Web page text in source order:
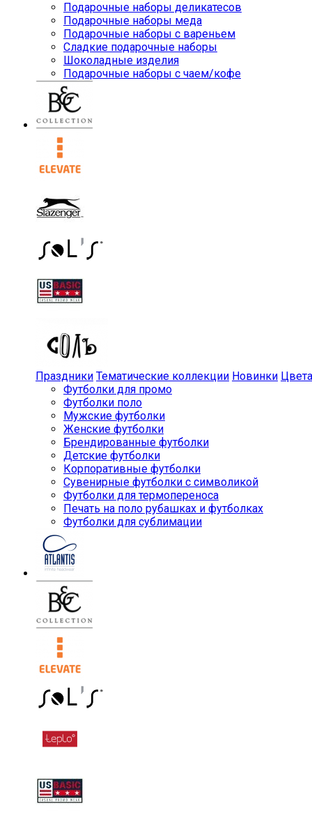
Подарочные наборы деликатесов
Подарочные наборы меда
Подарочные наборы с вареньем
Сладкие подарочные наборы
Шоколадные изделия
Подарочные наборы с чаем/кофе
Праздники Тематические коллекции Новинки Цвета
Футболки для промо
Футболки поло
Мужские футболки
Женские футболки
Брендированные футболки
Детские футболки
Корпоративные футболки
Сувенирные футболки с символикой
Футболки для термопереноса
Печать на поло рубашках и футболках
Футболки для сублимации